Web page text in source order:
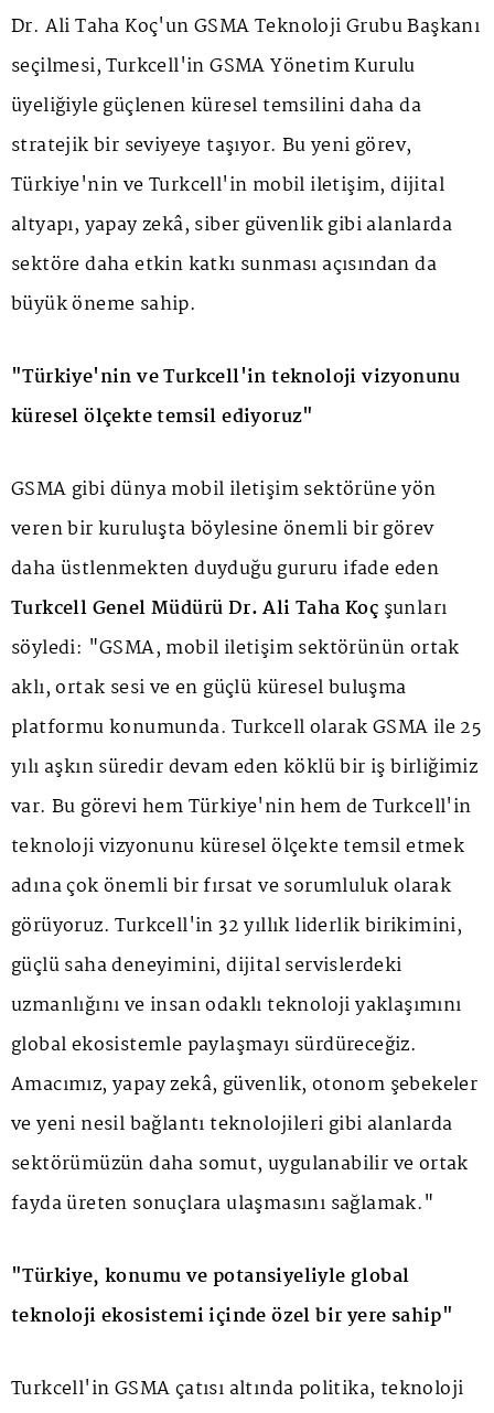
Dr. Ali Taha Koç'un GSMA Teknoloji Grubu Başkanı
seçilmesi, Turkcell'in GSMA Yönetim Kurulu
üyeliğiyle güçlenen küresel temsilini daha da
stratejik bir seviyeye taşıyor. Bu yeni görev,
Türkiye'nin ve Turkcell'in mobil iletişim, dijital
altyapı, yapay zekâ, siber güvenlik gibi alanlarda
sektöre daha etkin katkı sunması açısından da
büyük öneme sahip.
"Türkiye'nin ve Turkcell'in teknoloji vizyonunu
küresel ölçekte temsil ediyoruz"
GSMA gibi dünya mobil iletişim sektörüne yön
veren bir kuruluşta böylesine önemli bir görev
daha üstlenmekten duyduğu gururu ifade eden
Turkcell Genel Müdürü Dr. Ali Taha Koç şunları
söyledi: "GSMA, mobil iletişim sektörünün ortak
aklı, ortak sesi ve en güçlü küresel buluşma
platformu konumunda. Turkcell olarak GSMA ile 25
yılı aşkın süredir devam eden köklü bir iş birliğimiz
var. Bu görevi hem Türkiye'nin hem de Turkcell'in
teknoloji vizyonunu küresel ölçekte temsil etmek
adına çok önemli bir fırsat ve sorumluluk olarak
görüyoruz. Turkcell'in 32 yıllık liderlik birikimini,
güçlü saha deneyimini, dijital servislerdeki
uzmanlığını ve insan odaklı teknoloji yaklaşımını
global ekosistemle paylaşmayı sürdüreceğiz.
Amacımız, yapay zekâ, güvenlik, otonom şebekeler
ve yeni nesil bağlantı teknolojileri gibi alanlarda
sektörümüzün daha somut, uygulanabilir ve ortak
fayda üreten sonuçlara ulaşmasını sağlamak."
"Türkiye, konumu ve potansiyeliyle global
teknoloji ekosistemi içinde özel bir yere sahip"
Turkcell'in GSMA çatısı altında politika, teknoloji